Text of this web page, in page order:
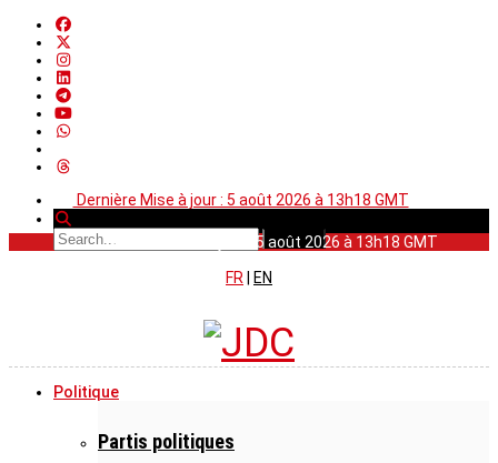
Dernière Mise à jour : 5 août 2026 à 13h18 GMT
Dernière Mise à jour : 5 août 2026 à 13h18 GMT
FR
EN
Politique
Partis politiques